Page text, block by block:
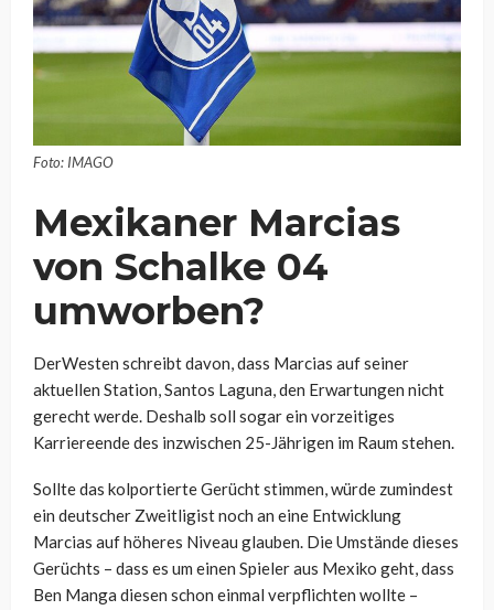
Foto: IMAGO
Mexikaner Marcias
von Schalke 04
umworben?
DerWesten schreibt davon, dass Marcias auf seiner
aktuellen Station, Santos Laguna, den Erwartungen nicht
gerecht werde. Deshalb soll sogar ein vorzeitiges
Karriereende des inzwischen 25-Jährigen im Raum stehen.
Sollte das kolportierte Gerücht stimmen, würde zumindest
ein deutscher Zweitligist noch an eine Entwicklung
Marcias auf höheres Niveau glauben. Die Umstände dieses
Gerüchts – dass es um einen Spieler aus Mexiko geht, dass
Ben Manga diesen schon einmal verpflichten wollte –